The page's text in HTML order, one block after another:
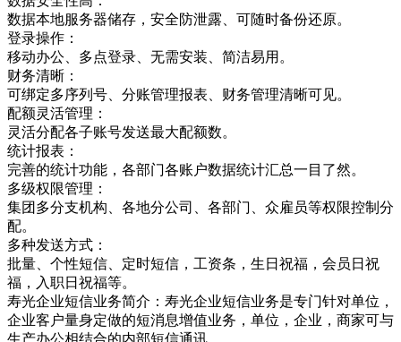
数据本地服务器储存，安全防泄露、可随时备份还原。
登录操作：
移动办公、多点登录、无需安装、简洁易用。
财务清晰：
可绑定多序列号、分账管理报表、财务管理清晰可见。
配额灵活管理：
灵活分配各子账号发送最大配额数。
统计报表：
完善的统计功能，各部门各账户数据统计汇总一目了然。
多级权限管理：
集团多分支机构、各地分公司、各部门、众雇员等权限控制分
配。
多种发送方式：
批量、个性短信、定时短信，工资条，生日祝福，会员日祝
福，入职日祝福等。
寿光企业短信业务简介：寿光企业短信业务是专门针对单位，
企业客户量身定做的短消息增值业务，单位，企业，商家可与
生产办公相结合的内部短信通讯，